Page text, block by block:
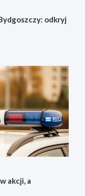
odkryj
akcji, a